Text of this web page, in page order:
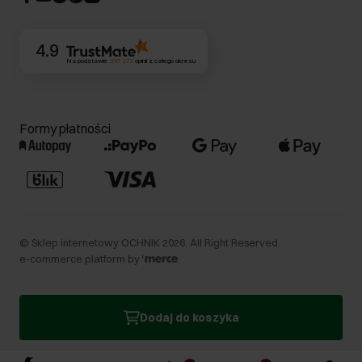
Dodaj do koszyka
4.9
Na podstawie 357 272opinii z całego okresu
Formy płatności
© Sklep internetowy OCHNIK 2026 . All Right Reserved.
e-commerce platform by